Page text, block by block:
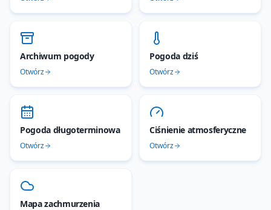
Archiwum pogody
Otwórz
Pogoda dziś
Otwórz
Pogoda długoterminowa
Otwórz
Ciśnienie atmosferyczne
Otwórz
Mapa zachmurzenia